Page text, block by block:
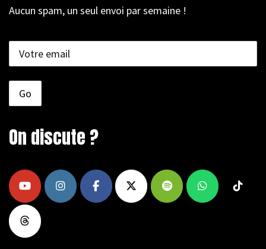
Aucun spam, un seul envoi par semaine !
On discute ?